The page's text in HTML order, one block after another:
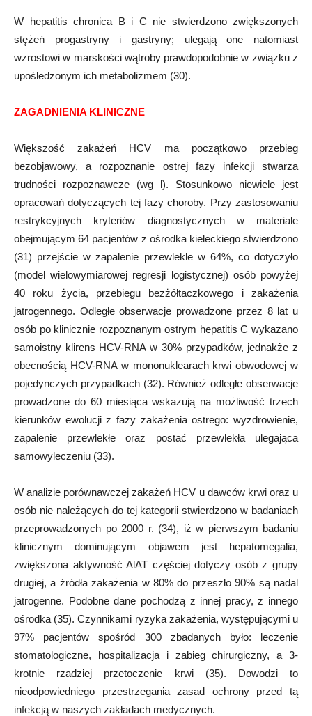
W hepatitis chronica B i C nie stwierdzono zwiększonych
stężeń progastryny i gastryny; ulegają one natomiast
wzrostowi w marskości wątroby prawdopodobnie w związku z
upośledzonym ich metabolizmem (30).
ZAGADNIENIA KLINICZNE
Większość zakażeń HCV ma początkowo przebieg
bezobjawowy, a rozpoznanie ostrej fazy infekcji stwarza
trudności rozpoznawcze (wg l). Stosunkowo niewiele jest
opracowań dotyczących tej fazy choroby. Przy zastosowaniu
restrykcyjnych kryteriów diagnostycznych w materiale
obejmującym 64 pacjentów z ośrodka kieleckiego stwierdzono
(31) przejście w zapalenie przewlekle w 64%, co dotyczyło
(model wielowymiarowej regresji logistycznej) osób powyżej
40 roku życia, przebiegu bezżółtaczkowego i zakażenia
jatrogennego. Odległe obserwacje prowadzone przez 8 lat u
osób po klinicznie rozpoznanym ostrym hepatitis C wykazano
samoistny klirens HCV-RNA w 30% przypadków, jednakże z
obecnością HCV-RNA w mononuklearach krwi obwodowej w
pojedynczych przypadkach (32). Również odległe obserwacje
prowadzone do 60 miesiąca wskazują na możliwość trzech
kierunków ewolucji z fazy zakażenia ostrego: wyzdrowienie,
zapalenie przewlekłe oraz postać przewlekła ulegająca
samowyleczeniu (33).
W analizie porównawczej zakażeń HCV u dawców krwi oraz u
osób nie należących do tej kategorii stwierdzono w badaniach
przeprowadzonych po 2000 r. (34), iż w pierwszym badaniu
klinicznym dominującym objawem jest hepatomegalia,
zwiększona aktywność AlAT częściej dotyczy osób z grupy
drugiej, a źródła zakażenia w 80% do przeszło 90% są nadal
jatrogenne. Podobne dane pochodzą z innej pracy, z innego
ośrodka (35). Czynnikami ryzyka zakażenia, występującymi u
97% pacjentów spośród 300 zbadanych było: leczenie
stomatologiczne, hospitalizacja i zabieg chirurgiczny, a 3-
krotnie rzadziej przetoczenie krwi (35). Dowodzi to
nieodpowiedniego przestrzegania zasad ochrony przed tą
infekcją w naszych zakładach medycznych.